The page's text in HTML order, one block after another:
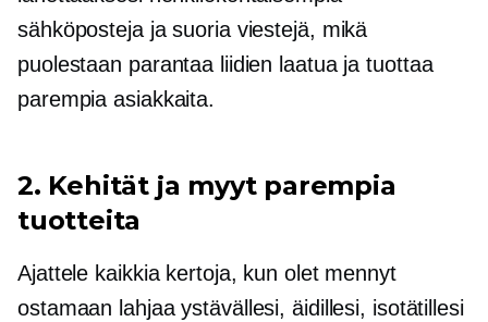
sähköposteja ja suoria viestejä, mikä
puolestaan ​​parantaa liidien laatua ja tuottaa
parempia asiakkaita.
2. Kehität ja myyt parempia
tuotteita
Ajattele kaikkia kertoja, kun olet mennyt
ostamaan lahjaa ystävällesi, äidillesi, isotätillesi